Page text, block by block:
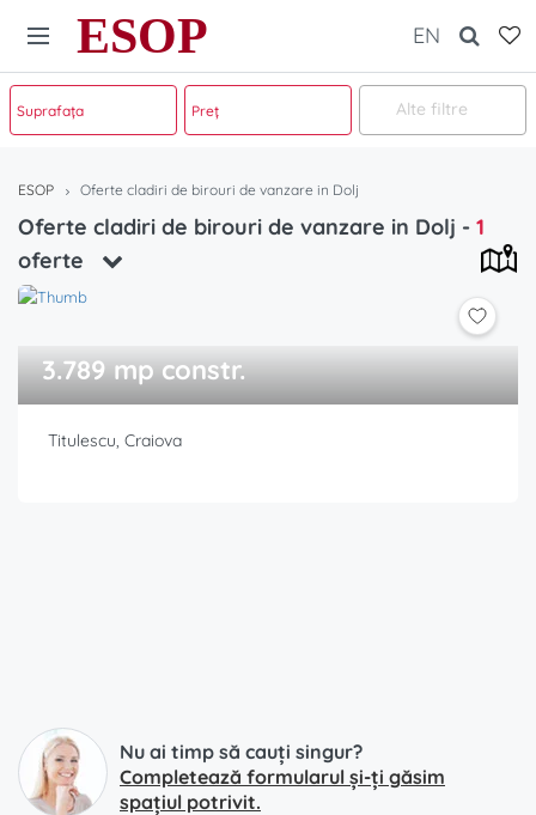
ESOP EN
Alte filtre
ESOP Oferte cladiri de birouri de vanzare in Dolj
Oferte cladiri de birouri de vanzare in Dolj - 1
oferte
3.789 mp constr.
Titulescu, Craiova
Nu ai timp să cauți singur?
Completează formularul și-ți găsim
spațiul potrivit.